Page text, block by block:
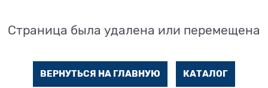
Страница была удалена или перемещена
ВЕРНУТЬСЯ НА ГЛАВНУЮ КАТАЛОГ